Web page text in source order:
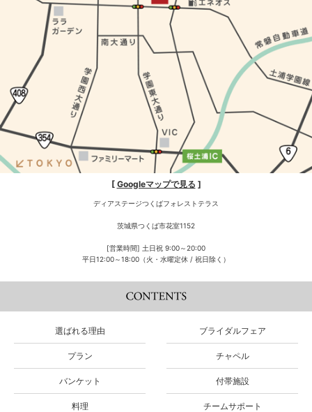
[ Googleマップで見る ]
ディアステージつくばフォレストテラス
茨城県つくば市花室1152
[営業時間] 土日祝 9:00～20:00
平日12:00～18:00（火・水曜定休 / 祝日除く）
選ばれる理由 ブライダルフェア
プラン チャペル
バンケット 付帯施設
料理 チームサポート